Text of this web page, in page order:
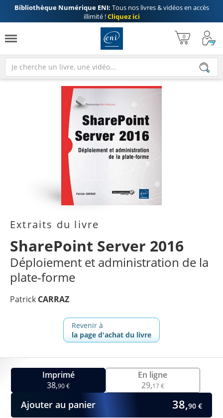
Bibliothèque Numérique ENI: Tous nos livres & vidéos en accès
illimité !Cliquez ici
Extraits du livre
SharePoint Server 2016
Déploiement et administration de la
plate-forme
Patrick CARRAZ
Revenir à
la page d'achat du livre
Imprimé
38,90 €
En ligne
29,17 €
Ajouter au panier 38,90 €